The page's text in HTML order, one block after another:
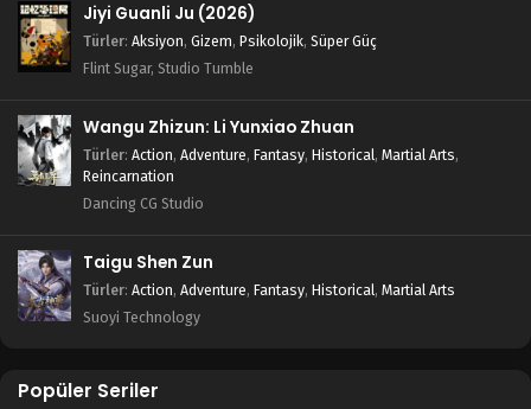
Jiyi Guanli Ju (2026)
Türler: Aksiyon, Gizem, Psikolojik, Süper Güç
Flint Sugar, Studio Tumble
Wangu Zhizun: Li Yunxiao Zhuan
Türler: Action, Adventure, Fantasy, Historical, Martial Arts,
Reincarnation
Dancing CG Studio
Taigu Shen Zun
Türler: Action, Adventure, Fantasy, Historical, Martial Arts
Suoyi Technology
Popüler Seriler